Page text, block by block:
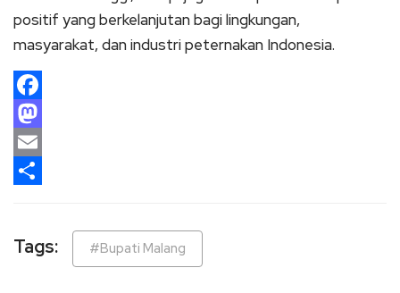
positif yang berkelanjutan bagi lingkungan,
masyarakat, dan industri peternakan Indonesia.
Facebook
Mastodon
Email
Tags: #Bupati Malang